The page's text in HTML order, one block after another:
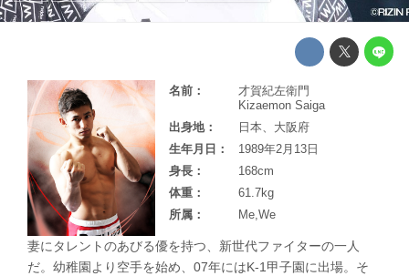
名前：
才賀紀左衛門
Kizaemon Saiga
出身地：
日本、大阪府
生年月日：
1989年2月13日
身長：
168cm
体重：
61.7kg
所属：
Me,We
妻にタレントのあびる優を持つ、新世代ファイターの一人
だ。幼稚園より空手を始め、07年にはK-1甲子園に出場。そ